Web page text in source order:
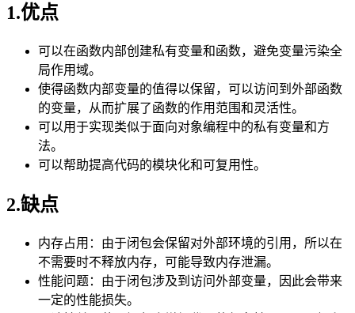
1.优点
可以在函数内部创建私有变量和函数，避免变量污染全
局作用域。
使得函数内部变量的值得以保留，可以访问到外部函数
的变量，从而扩展了函数的作用范围和灵活性。
可以用于实现类似于面向对象编程中的私有变量和方
法。
可以帮助提高代码的模块化和可复用性。
2.缺点
内存占用：由于闭包会保留对外部环境的引用，所以在
不需要时不释放内存，可能导致内存泄漏。
性能问题：由于闭包涉及到访问外部变量，因此会带来
一定的性能损失。